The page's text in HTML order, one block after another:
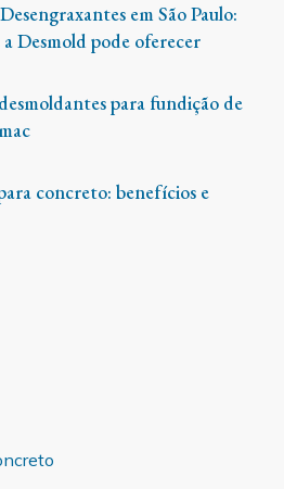
em São Paulo:
Desmold pode oferecer
para fundição de
concreto: benefícios e